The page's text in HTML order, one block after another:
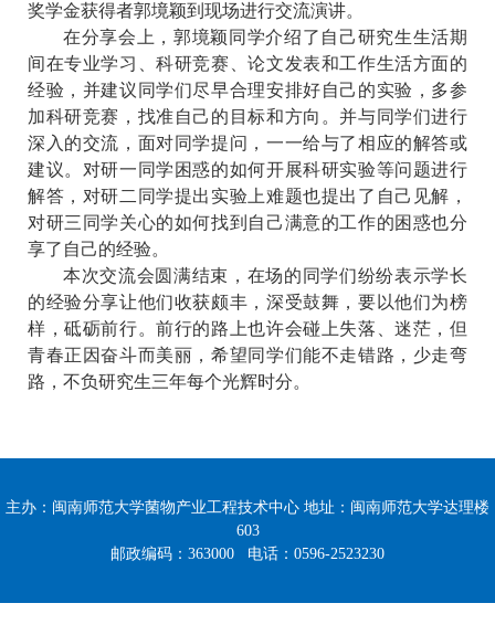
奖学金获得者郭境颖到现场进行交流演讲。
在分享会上，郭境颖同学介绍了自己研究生生活期
间在专业学习、科研竞赛、论文发表和工作生活方面的
经验，并建议同学们尽早合理安排好自己的实验，多参
加科研竞赛，找准自己的目标和方向。并与同学们进行
深入的交流，面对同学提问，一一给与了相应的解答或
建议。对研一同学困惑的如何开展科研实验等问题进行
解答，对研二同学提出实验上难题也提出了自己见解，
对研三同学关心的如何找到自己满意的工作的困惑也分
享了自己的经验。
本次交流会圆满结束，在场的同学们纷纷表示学长
的经验分享让他们收获颇丰，深受鼓舞，要以他们为榜
样，砥砺前行。前行的路上也许会碰上失落、迷茫，但
青春正因奋斗而美丽，希望同学们能不走错路，少走弯
路，不负研究生三年每个光辉时分。
主办：闽南师范大学菌物产业工程技术中心 地址：闽南师范大学达理楼
603
邮政编码：363000 电话：0596-2523230